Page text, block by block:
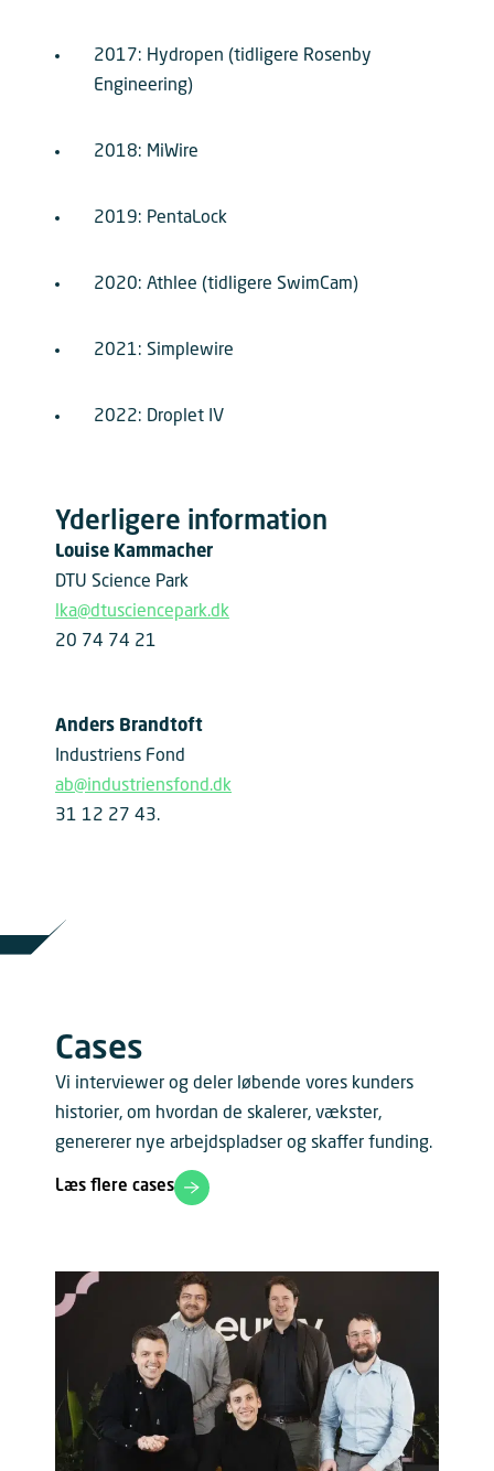
2017: Hydropen (tidligere Rosenby
Engineering)
2018: MiWire
2019: PentaLock
2020: Athlee (tidligere SwimCam)
2021: Simplewire
2022: Droplet IV
Yderligere information
Louise Kammacher
DTU Science Park
lka@dtusciencepark.dk
20 74 74 21
Anders Brandtoft
Industriens Fond
ab@industriensfond.dk
31 12 27 43.
Cases
Vi interviewer og deler løbende vores kunders
historier, om hvordan de skalerer, vækster,
genererer nye arbejdspladser og skaffer funding.
Læs flere cases